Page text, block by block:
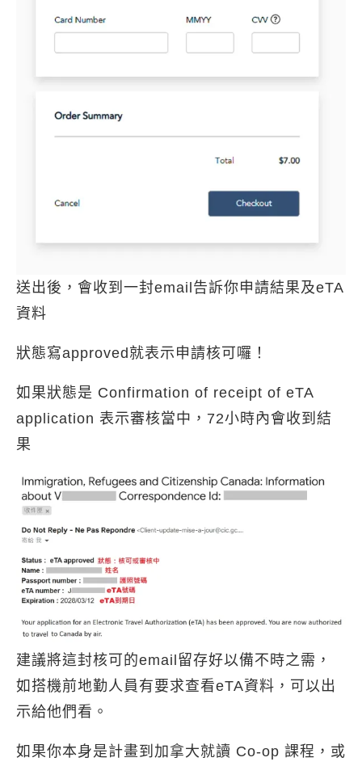
送出後，會收到一封email告訴你申請結果及eTA
資料
狀態寫approved就表示申請核可囉！
如果狀態是 Confirmation of receipt of eTA
application 表示審核當中，72小時內會收到結
果
建議將這封核可的email留存好以備不時之需，
如搭機前地勤人員有要求查看eTA資料，可以出
示給他們看。
如果你本身是計畫到加拿大就讀 Co-op 課程，或